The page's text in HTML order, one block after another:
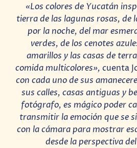
«Los colores de Yucatán
tierra de las lagunas rosas, de
por la noche, del mar
verdes, de los cenotes
amarillos y las casas de
comida multicolores», cuenta
con cada uno de sus
sus calles, casas antiguas y
fotógrafo, es mágico poder
transmitir la emoción que se
con la cámara para mostrar
desde la perspectiva